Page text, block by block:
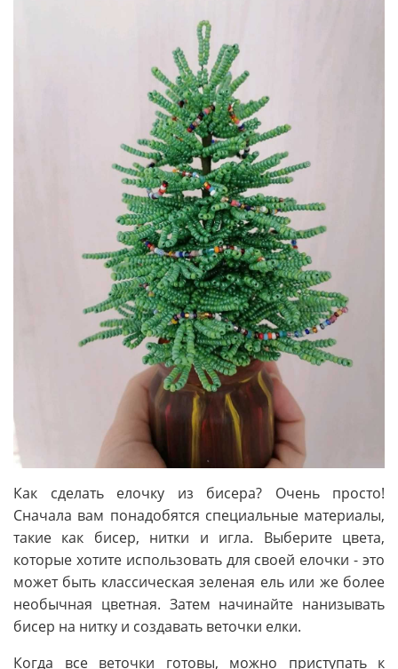
Как сделать елочку из бисера? Очень просто!
Сначала вам понадобятся специальные материалы,
такие как бисер, нитки и игла. Выберите цвета,
которые хотите использовать для своей елочки - это
может быть классическая зеленая ель или же более
необычная цветная. Затем начинайте нанизывать
бисер на нитку и создавать веточки елки.
Когда все веточки готовы, можно приступать к